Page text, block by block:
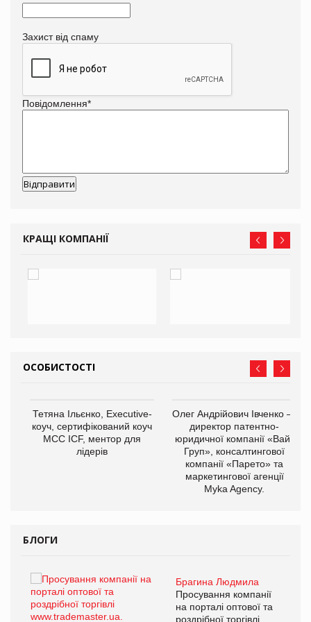
Захист від спаму
Повідомлення*
КРАЩІ КОМПАНІЇ
ОСОБИСТОСТІ
Тетяна Ільєнко, Executive-
коуч, сертифікований коуч
МСС ICF, ментор для
лідерів
Олег Андрійович Івченко —
директор патентно-
юридичної компанії «Вайз
Груп», консалтингової
компанії «Парето» та
маркетингової агенції
Myka Agency.
БЛОГИ
Брагина Людмила
Просування компанії
на порталі оптової та
роздрібної торгівлі